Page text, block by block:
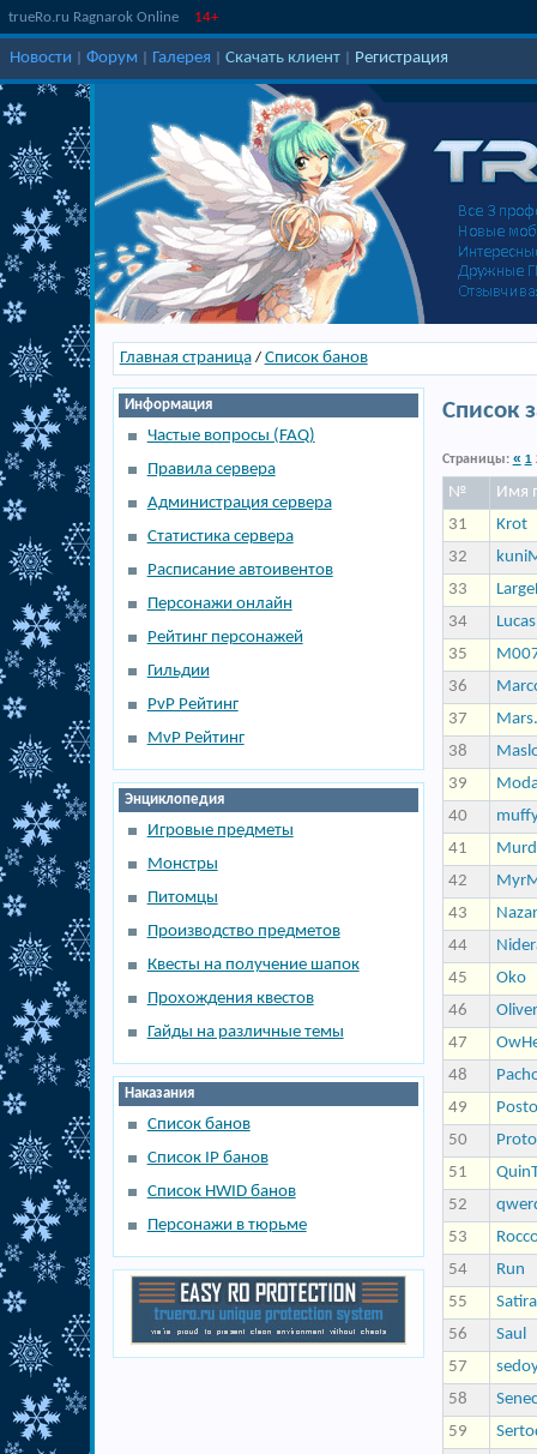
trueRo.ru Ragnarok Online 14+
Новости Форум Галерея Скачать клиент Регистрация
Главная страница/ Список банов
Информация
Частые вопросы (FAQ)
Правила сервера
Администрация сервера
Статистика сервера
Расписание автоивентов
Персонажи онлайн
Рейтинг персонажей
Гильдии
PvP Рейтинг
MvP Рейтинг
Энциклопедия
Игровые предметы
Монстры
Питомцы
Производство предметов
Квесты на получение шапок
Прохождения квестов
Гайды на различные темы
Наказания
Список банов
Список IP банов
Список HWID банов
Персонажи в тюрьме
Список
Страницы: « 1
№
Имя
31
Krot
32
33
34
35
36
37
Mars.
38
39
40
41
42
43
Nazar
44
45
Oko
46
Oliver
47
48
49
50
51
52
53
54
Run
55
Satira
56
Saul
57
58
59